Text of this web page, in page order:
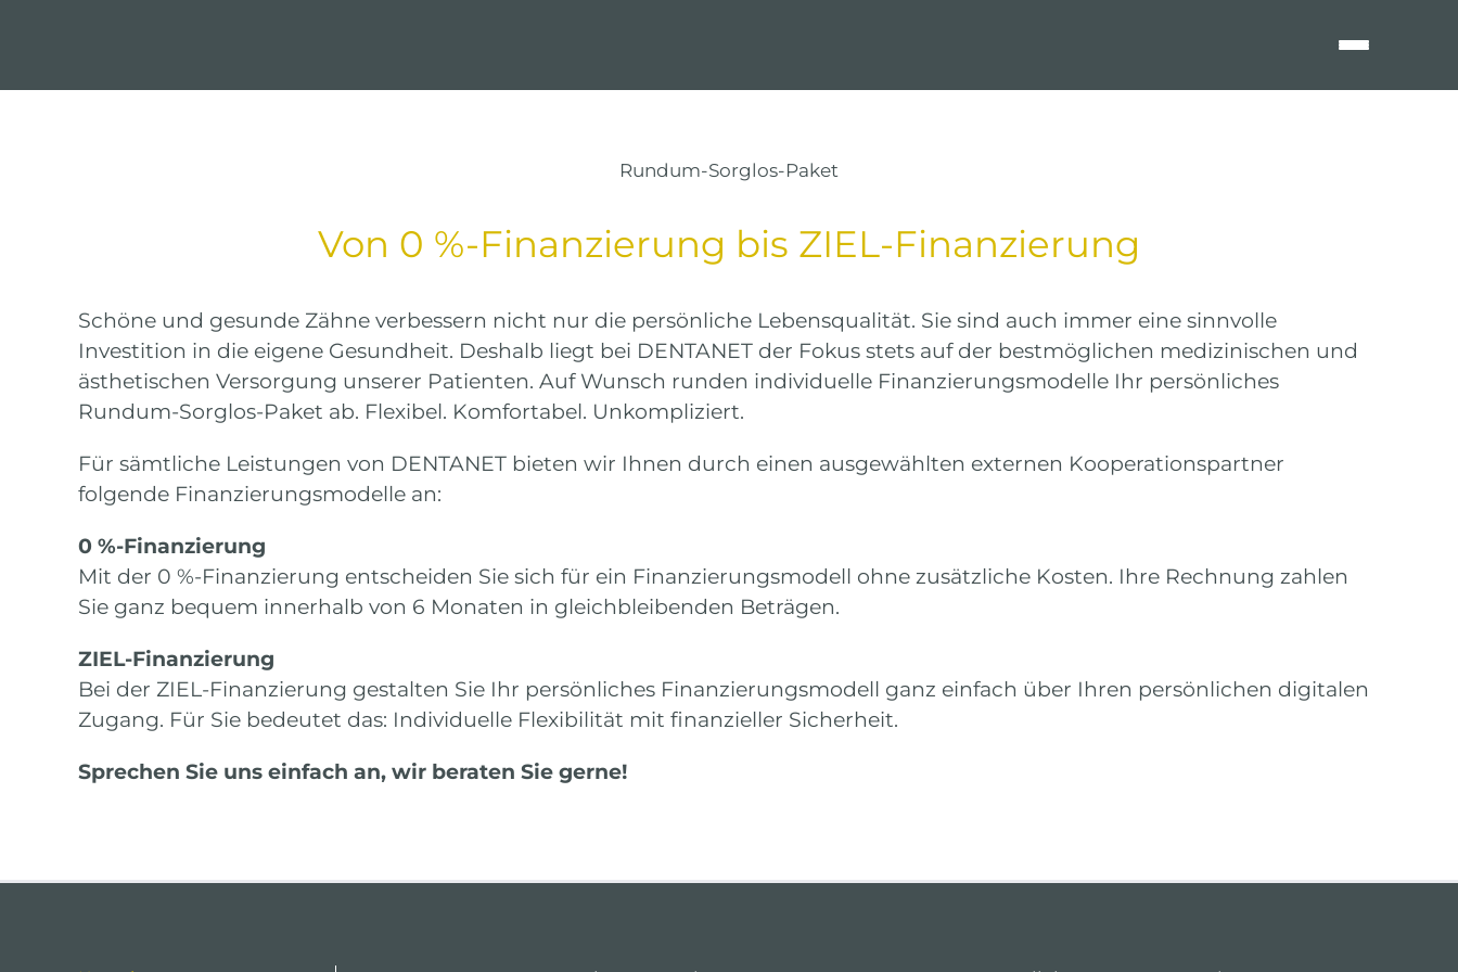
Rundum-Sorglos-Paket
Von 0 %-Finanzierung bis ZIEL-Finanzierung
Schöne und gesunde Zähne verbessern nicht nur die persönliche Lebensqualität. Sie sind auch immer eine sinnvolle
Investition in die eigene Gesundheit. Deshalb liegt bei DENTANET der Fokus stets auf der bestmöglichen medizinischen und
ästhetischen Versorgung unserer Patienten. Auf Wunsch runden individuelle Finanzierungsmodelle Ihr persönliches
Rundum-Sorglos-Paket ab. Flexibel. Komfortabel. Unkompliziert.
Für sämtliche Leistungen von DENTANET bieten wir Ihnen durch einen ausgewählten externen Kooperationspartner
folgende Finanzierungsmodelle an:
0 %-Finanzierung
Mit der 0 %-Finanzierung entscheiden Sie sich für ein Finanzierungsmodell ohne zusätzliche Kosten. Ihre Rechnung zahlen
Sie ganz bequem innerhalb von 6 Monaten in gleichbleibenden Beträgen.
ZIEL-Finanzierung
Bei der ZIEL-Finanzierung gestalten Sie Ihr persönliches Finanzierungsmodell ganz einfach über Ihren persönlichen digitalen
Zugang. Für Sie bedeutet das: Individuelle Flexibilität mit finanzieller Sicherheit.
Sprechen Sie uns einfach an, wir beraten Sie gerne!